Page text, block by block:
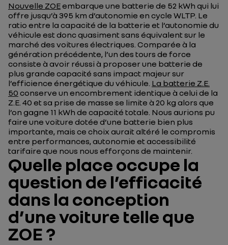
Nouvelle ZOEembarque une batterie de 52 kWh qui lui
offre jusqu’à 395 km d’autonomie en cycle WLTP. Le
ratio entre la capacité de la batterie et l’autonomie du
véhicule est donc quasiment sans équivalent sur le
marché des voitures électriques. Comparée à la
génération précédente, l’un des tours de force
consiste à avoir réussi à proposer une batterie de
plus grande capacité sans impact majeur sur
l’efficience énergétique du véhicule. La batterie Z.E.
50 conserve un encombrement identique à celui de la
Z.E. 40 et sa prise de masse se limite à 20 kg alors que
l’on gagne 11 kWh de capacité totale. Nous aurions pu
faire une voiture dotée d’une batterie bien plus
importante, mais ce choix aurait altéré le compromis
entre performances, autonomie et accessibilité
tarifaire que nous nous efforçons de maintenir.
Quelle place occupe la
question de l’efficacité
dans la conception
d’une voiture telle que
ZOE ?